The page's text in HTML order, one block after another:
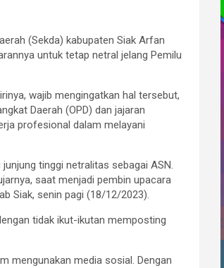
(Sekda) kabupaten Siak Arfan
untuk tetap netral jelang Pemilu
wajib mengingatkan hal tersebut,
Daerah (OPD) dan jajaran
profesional dalam melayani
junjung tinggi netralitas sebagai ASN.
saat menjadi pembin upacara
Siak, senin pagi (18/12/2023).
tidak ikut-ikutan memposting
mengunakan media sosial. Dengan